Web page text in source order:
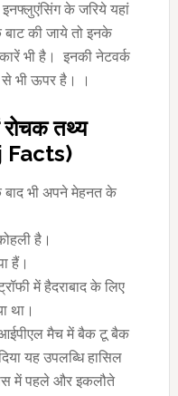
के जरिये यहां
की जाये तो इनके
भी है। इनकी नेटवर्क
से भी ऊपर है। ।
रोचक तथ्य
Facts)
बाद भी अपने मेहनत के
है।
हैं।
में हैदराबाद के लिए
था।
मैच में बैक टू बैक
यह उपलब्धि हासिल
में पहले और इकलौते